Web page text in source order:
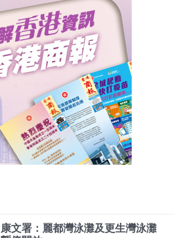
康文署：麗都灣泳灘及更生灣泳灘